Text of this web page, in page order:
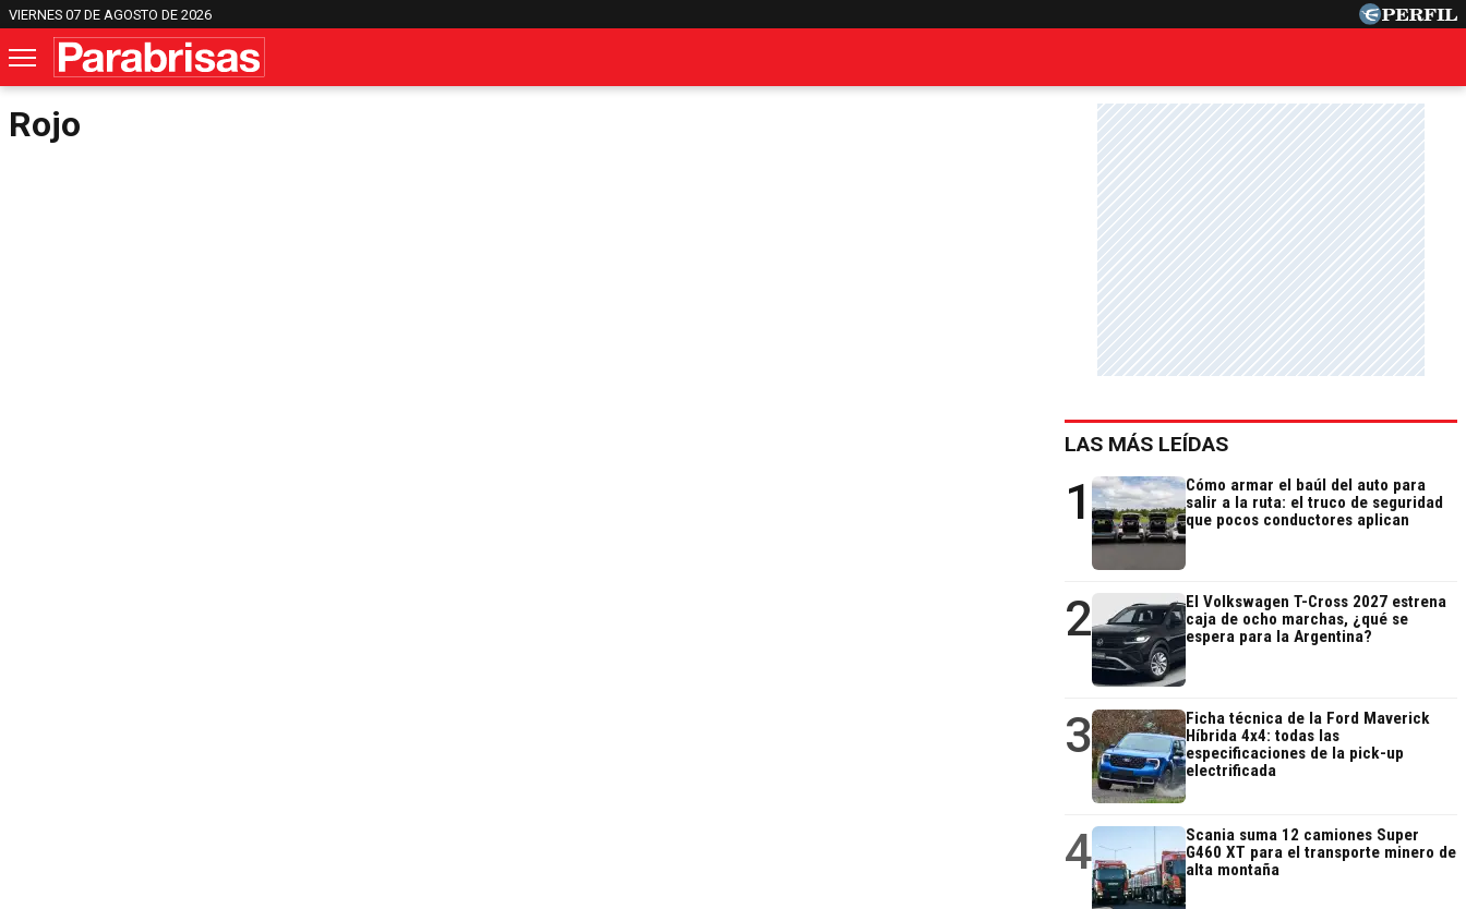
VIERNES 07 DE AGOSTO DE 2026
Rojo
LAS MÁS LEÍDAS
1
Cómo armar el baúl del auto para
salir a la ruta: el truco de seguridad
que pocos conductores aplican
2
El Volkswagen T-Cross 2027 estrena
caja de ocho marchas, ¿qué se
espera para la Argentina?
3
Ficha técnica de la Ford Maverick
Híbrida 4x4: todas las
especificaciones de la pick-up
electrificada
4
Scania suma 12 camiones Super
G460 XT para el transporte minero de
alta montaña